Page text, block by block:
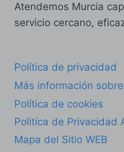
Atendemos Murcia
servicio cercano,
Política de privacidad
Más información
Política de cookies
Politíca de Privacidad
Mapa del Sitio WEB